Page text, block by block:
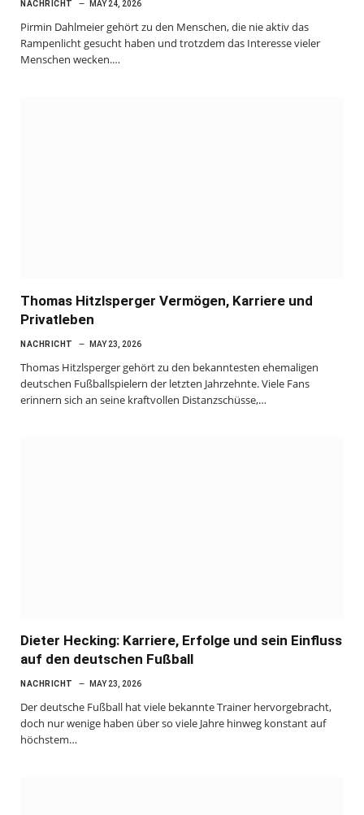
NACHRICHT MAY 24, 2026
Pirmin Dahlmeier gehört zu den Menschen, die nie aktiv das
Rampenlicht gesucht haben und trotzdem das Interesse vieler
Menschen wecken.…
Thomas Hitzlsperger Vermögen, Karriere und
Privatleben
NACHRICHT MAY 23, 2026
Thomas Hitzlsperger gehört zu den bekanntesten ehemaligen
deutschen Fußballspielern der letzten Jahrzehnte. Viele Fans
erinnern sich an seine kraftvollen Distanzschüsse,…
Dieter Hecking: Karriere, Erfolge und sein Einfluss
auf den deutschen Fußball
NACHRICHT MAY 23, 2026
Der deutsche Fußball hat viele bekannte Trainer hervorgebracht,
doch nur wenige haben über so viele Jahre hinweg konstant auf
höchstem…